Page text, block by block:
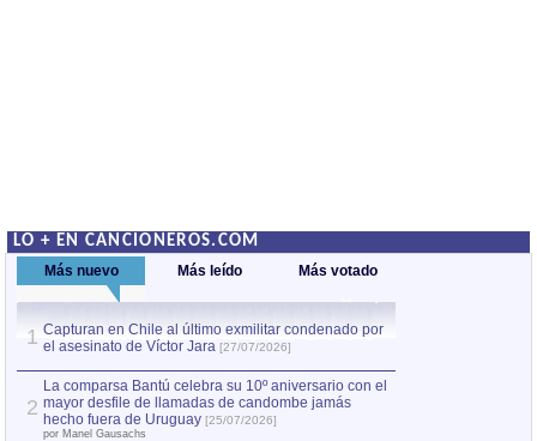
LO + EN CANCIONEROS.COM
Más nuevo Más leído Más votado
1 Capturan en Chile al último exmilitar condenado por
el asesinato de Víctor Jara [27/07/2026]
2
La comparsa Bantú celebra su 10º aniversario con el
mayor desfile de llamadas de candombe jamás
hecho fuera de Uruguay [25/07/2026]
por Manel Gausachs